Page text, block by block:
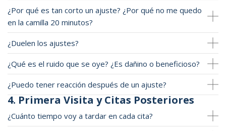
¿Por qué es tan corto un ajuste? ¿Por qué no me quedo
en la camilla 20 minutos?
¿Duelen los ajustes?
¿Qué es el ruido que se oye? ¿Es dañino o beneficioso?
¿Puedo tener reacción después de un ajuste?
4. Primera Visita y Citas Posteriores
¿Cuánto tiempo voy a tardar en cada cita?